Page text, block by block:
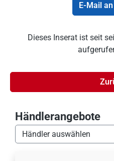
Händlerangebote
E-Mail
Dieses Inserat ist seit